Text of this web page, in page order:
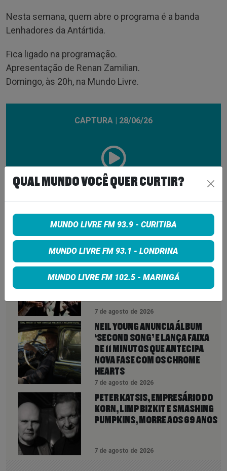
Nesta semana, quem abre o programa é a banda
Lenhadores da Antártida.
Fica ligado na programação.
Apresentação de Renan Zamilian.
Domingo, às 20h, na Mundo Livre.
CAPTURA | 28/06/26
00:00:00 01:01:15
VEJA TAMBÉM MAIS
REAPROXIMAÇÃO COM STEVIE
NICKS E INDICA NOVIDADES DO
FLEETWOOD MAC PARA 2027
7 de agosto de 2026
NEIL YOUNG ANUNCIA ÁLBUM
‘SECOND SONG’ E LANÇA FAIXA
DE 11 MINUTOS QUE ANTECIPA
NOVA FASE COM OS CHROME
HEARTS
7 de agosto de 2026
PETER KATSIS, EMPRESÁRIO DO
KORN, LIMP BIZKIT E SMASHING
PUMPKINS, MORRE AOS 69 ANOS
7 de agosto de 2026
QUAL MUNDO VOCÊ QUER CURTIR?
MUNDO LIVRE FM 93.9 - CURITIBA
MUNDO LIVRE FM 93.1 - LONDRINA
MUNDO LIVRE FM 102.5 - MARINGÁ